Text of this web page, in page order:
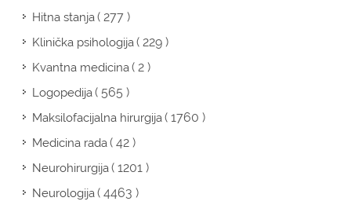
Hitna stanja( 277 )
Klinička psihologija( 229 )
Kvantna medicina( 2 )
Logopedija( 565 )
Maksilofacijalna hirurgija( 1760 )
Medicina rada( 42 )
Neurohirurgija( 1201 )
Neurologija( 4463 )